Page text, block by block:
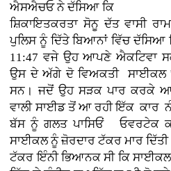
ਐਸਐਚਓ ਨੇ ਦੱਸਿਆ ਕਿ
ਸ਼ਿਕਾਇਤਕਰਤਾ ਸੋਨੂ ਦੱਤ ਵਾਸੀ
ਪੁਲਿਸ ਨੂੰ ਦਿੱਤੇ ਬਿਆਨਾਂ ਵਿੱਚ
11:47 ਵਜੇ ਉਹ ਆਪਣੇ ਐਕਟਿਵਾ
ਉਸ ਦੇ ਅੱਗੇ ਦੋ ਵਿਅਕਤੀ ਸਾਈਕਲ
ਸਨ। ਜਦੋਂ ਉਹ ਸੜਕ ਪਾਰ ਕਰਕੇ
ਵਾਲੀ ਸਾਈਡ ਤੋਂ ਆ ਰਹੀ ਇੱਕ ਕਾਰ
ਬੱਸ ਨੂੰ ਗਲਤ ਪਾਸਿਓਂ ਓਵਰਟੇਕ
ਸਾਈਕਲ ਨੂੰ ਜ਼ੋਰਦਾਰ ਟੱਕਰ ਮਾਰ
ਟੱਕਰ ਇੰਨੀ ਭਿਆਨਕ ਸੀ ਕਿ